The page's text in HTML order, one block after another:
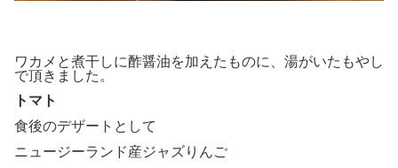
ワカメと煮干しに酢醤油を加えたものに、湯がいたもやし
で頂きました。
トマト
食後のデザートとして
ニュージーランド産ジャズりんご